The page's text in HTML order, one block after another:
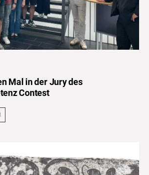
Mal in der Jury des
Contest